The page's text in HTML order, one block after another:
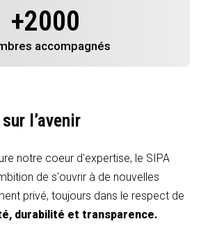
+2000
accompagnés
l’avenir
notre coeur d'expertise, le SIPA
de s'ouvrir à de nouvelles
privé, toujours dans le respect de
durabilité et transparence.